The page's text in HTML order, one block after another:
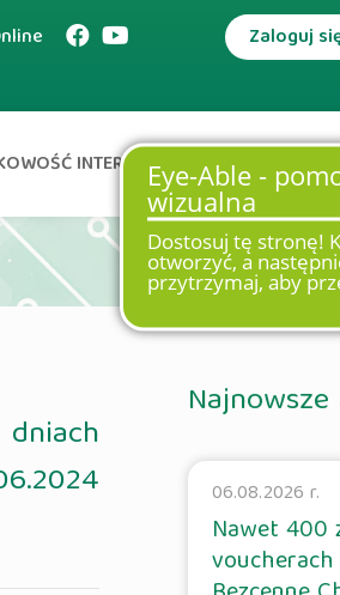
Zaloguj
INTERNETOWA
06.08.2026 r.
Nawet 400